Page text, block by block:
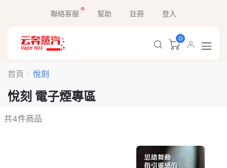
聯絡客服 幫助 註冊 登入
0
首頁 悅刻
悅刻 電子煙專區
共4件商品